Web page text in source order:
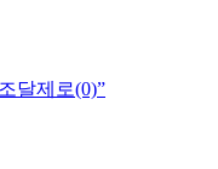
달제로(0)”